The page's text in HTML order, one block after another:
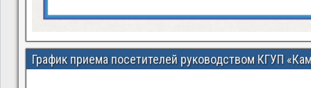
График приема посетителей руководством КГУП